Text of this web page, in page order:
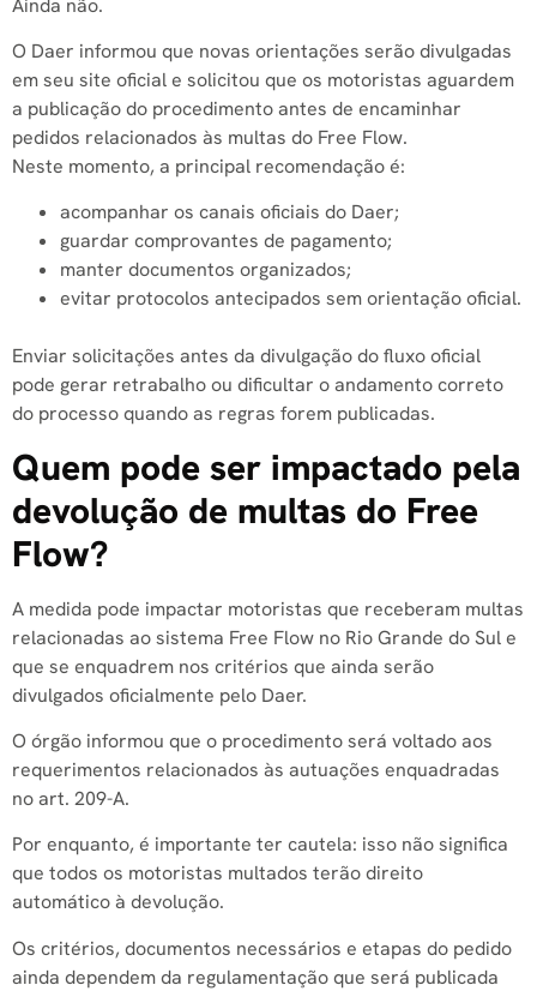
O Daer informou que novas orientações serão divulgadas
em seu site oficial e solicitou que os motoristas aguardem
a publicação do procedimento antes de encaminhar
pedidos relacionados às multas do Free Flow.
Neste momento, a principal recomendação é:
acompanhar os canais oficiais do Daer;
guardar comprovantes de pagamento;
manter documentos organizados;
evitar protocolos antecipados sem orientação oficial.
Enviar solicitações antes da divulgação do fluxo oficial
pode gerar retrabalho ou dificultar o andamento correto
do processo quando as regras forem publicadas.
Quem pode ser impactado pela
devolução de multas do Free
Flow?
A medida pode impactar motoristas que receberam multas
relacionadas ao sistema Free Flow no Rio Grande do Sul e
que se enquadrem nos critérios que ainda serão
divulgados oficialmente pelo Daer.
O órgão informou que o procedimento será voltado aos
requerimentos relacionados às autuações enquadradas
no art. 209-A.
Por enquanto, é importante ter cautela: isso não significa
que todos os motoristas multados terão direito
automático à devolução.
Os critérios, documentos necessários e etapas do pedido
ainda dependem da regulamentação que será publicada